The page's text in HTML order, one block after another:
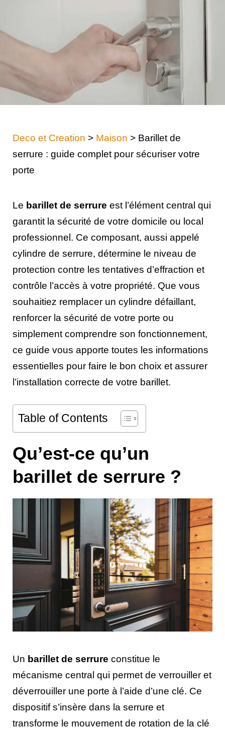
Deco et Creation > Maison > Barillet de
serrure : guide complet pour sécuriser votre
porte
Le barillet de serrure est l’élément central qui
garantit la sécurité de votre domicile ou local
professionnel. Ce composant, aussi appelé
cylindre de serrure, détermine le niveau de
protection contre les tentatives d’effraction et
contrôle l’accès à votre propriété. Que vous
souhaitiez remplacer un cylindre défaillant,
renforcer la sécurité de votre porte ou
simplement comprendre son fonctionnement,
ce guide vous apporte toutes les informations
essentielles pour faire le bon choix et assurer
l’installation correcte de votre barillet.
Table of Contents
Qu’est-ce qu’un
barillet de serrure ?
Un barillet de serrure constitue le
mécanisme central qui permet de verrouiller et
déverrouiller une porte à l’aide d’une clé. Ce
dispositif s’insère dans la serrure et
transforme le mouvement de rotation de la clé